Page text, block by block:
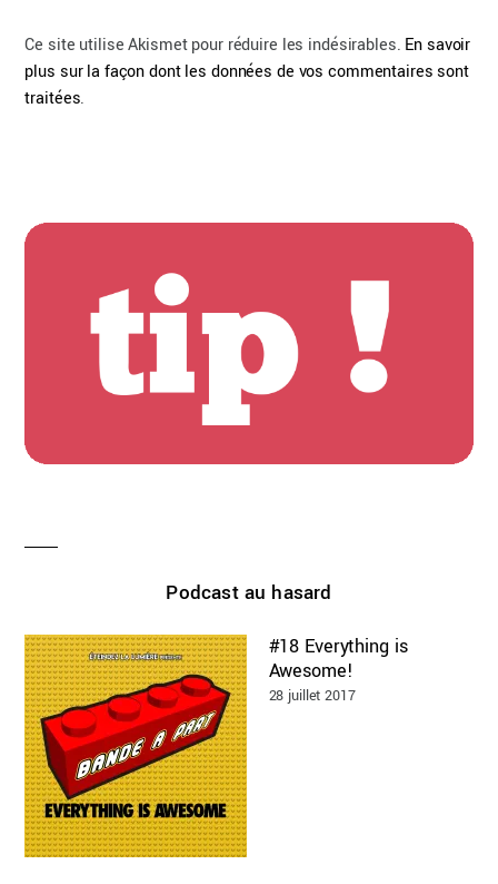
Ce site utilise Akismet pour réduire les indésirables. En savoir
plus sur la façon dont les données de vos commentaires sont
traitées.
Podcast au hasard
#18 Everything is
Awesome!
28 juillet 2017